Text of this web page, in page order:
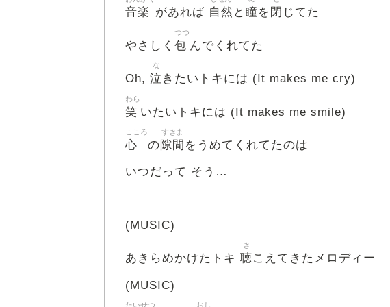
音楽 があれば 自然 と 瞳を 閉 じてた
やさしく 包
つつ
んでくれてた
Oh, 泣
な
きたいトキには (It makes me cry)
笑
わら
いたいトキには (It makes me smile)
心
こころ
の隙間
すきま
をうめてくれてたのは
いつだって そう…
(MUSIC)
あきらめかけたトキ 聴
き
こえてきたメロディー
(MUSIC)
たいせつ おし